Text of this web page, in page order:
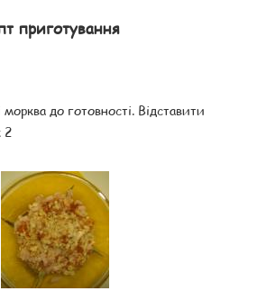
приготування
до готовності. Відставити
2